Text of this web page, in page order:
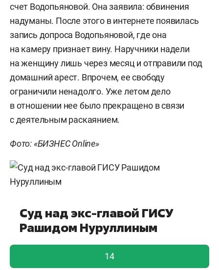
счет Водопьяновой. Она заявила: обвинения
надуманы. После этого в интернете появилась
запись допроса Водопьяновой, где она
на камеру признает вину. Наручники надели
на женщину лишь через месяц и отправили под
домашний арест. Впрочем, ее свободу
ограничили ненадолго. Уже летом дело
в отношении нее было прекращено в связи
с деятельным раскаянием.
Фото: «БИЗНЕС Online»
Суд над экс-главой ГИСУ
Рашидом Нуруллиным
голос учтен!
14